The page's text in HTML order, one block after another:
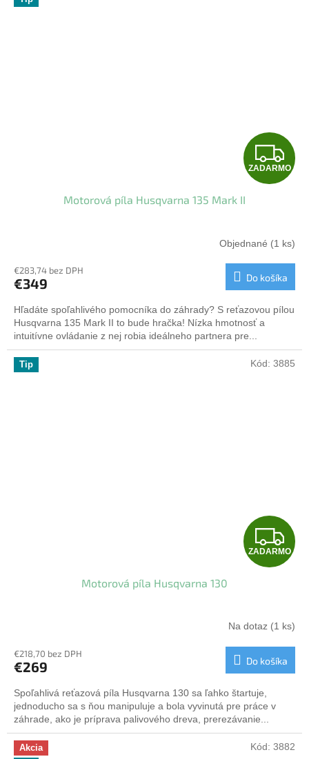
Z
A
A
R
M
ZADARMO
Motorová píla Husqvarna 135 Mark II
Objednané (1 ks)
€283,74 bez DPH
€349 Do košíka
Hľadáte spoľahlivého pomocníka do záhrady? S reťazovou pílou
Husqvarna 135 Mark II to bude hračka! Nízka hmotnosť a
intuitívne ovládanie z nej robia ideálneho partnera pre...
Tip
Z
A
A
R
M
ZADARMO
Motorová píla Husqvarna 130
Na dotaz (1 ks)
€218,70 bez DPH
€269 Do košíka
Spoľahlivá reťazová píla Husqvarna 130 sa ľahko štartuje,
jednoducho sa s ňou manipuluje a bola vyvinutá pre práce v
záhrade, ako je príprava palivového dreva, prerezávanie...
Kód: 3885
Akcia
Kód: 3882